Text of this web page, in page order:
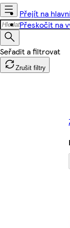
Přejít na
Přeskočit na
Zrušit filtry